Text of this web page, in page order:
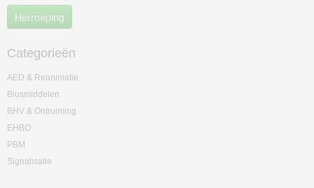
Herroeping
Categorieën
AED & Reanimatie
Blusmiddelen
BHV & Ontruiming
EHBO
PBM
Signalisatie